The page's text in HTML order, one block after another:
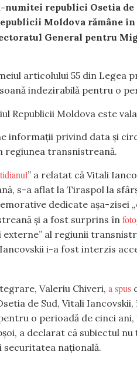
numitei republici Osetia
Moldova rămâne
General pentru
articolului 55 din Legea
indezirabilă pentru o
Moldova este
informații privind data și
regiunea transnistreană.
” a relatat că Vitali
s-a aflat la Tiraspol la
dedicate așa-zisei
și a fost surprins în
al regiunii
i-a fost interzis
Valeriu Chiveri, a spus
de Sud, Vitali
o perioadă de cinci
a declarat că subiectul
națională.